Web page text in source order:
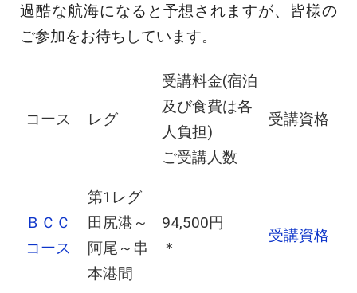
過酷な航海になると予想されますが、皆様の
ご参加をお待ちしています。
コース レグ
受講料金(宿泊
及び食費は各
人負担)
ご受講人数
受講資格
ＢＣＣ
コース
第1レグ
田尻港～
阿尾～串
本港間
94,500円
＊
受講資格